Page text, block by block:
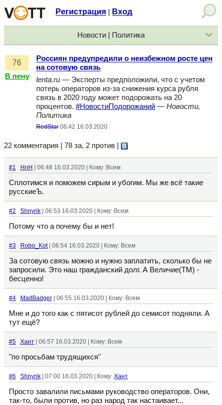
Регистрация Вход
Новости | Политика
76
В пену
Россиян предупредили о неизбежном росте цен
на сотовую связь
lenta.ru — Эксперты предположили, что с учетом
потерь операторов из-за снижения курса рубля
связь в 2020 году может подорожать на 20
процентов. #НовостиПодорожаний — Новости,
Политика
RedStar 06:42 16.03.2020
22 комментария | 78 за, 2 против
#1 HnH | 06:48 16.03.2020 | Кому: Всем
Сплотимся и поможем сирым и убогим. Мы же всё такие
русскиеЪ.
#2 Shnyrik | 06:53 16.03.2020 | Кому: Всем
Потому что а почему бы и нет!
#3 Robo_Kot| 06:54 16.03.2020 | Кому: Всем
За сотовую связь можно и нужно заплатить, сколько бы не
запросили. Это наш гражданский долг. А Величие(ТМ) -
бесценно!
#4 MadBadger | 06:55 16.03.2020 | Кому: Всем
Мне и до того как с пятисот рублей до семисот подняли. А
тут ещё?
#5 Хант | 06:57 16.03.2020 | Кому: Всем
"по просьбам трудящихся"
#6 Shnyrik | 07:00 16.03.2020 | Кому: Хант
Просто завалили письмами руководство операторов. Они,
так-то, были против, но раз народ так настаивает...